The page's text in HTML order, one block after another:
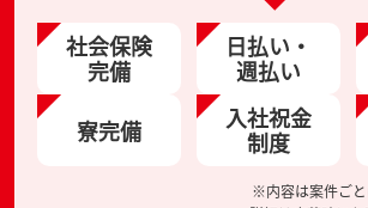
社会保険
完備
日払い・
週払い
寮完備 入社祝金
制度
※内容は案件ごと